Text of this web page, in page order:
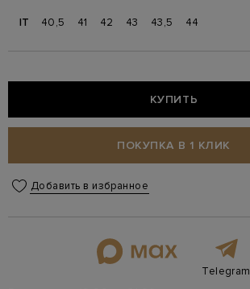
IT 40,5 41 42 43 43,5 44
КУПИТЬ
ПОКУПКА В 1 КЛИК
Добавить в избранное
Telegram